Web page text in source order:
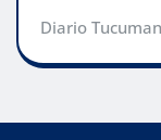
Diario